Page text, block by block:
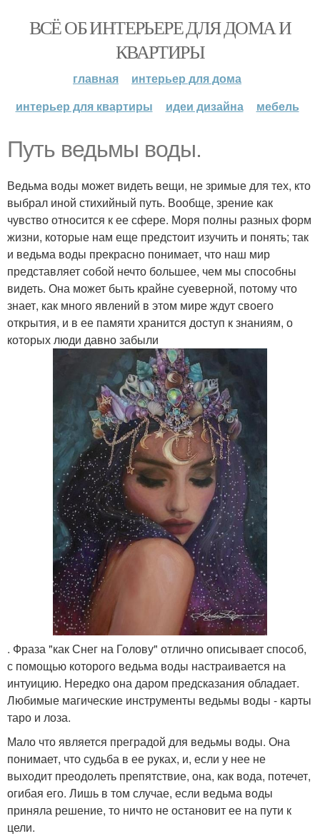
ВСЁ ОБ ИНТЕРЬЕРЕ ДЛЯ ДОМА И
КВАРТИРЫ
главная
интерьер для дома
интерьер для квартиры
идеи дизайна мебель
Путь ведьмы воды.
Ведьма воды может видеть вещи, не зримые для тех, кто
выбрал иной стихийный путь. Вообще, зрение как
чувство относится к ее сфере. Моря полны разных форм
жизни, которые нам еще предстоит изучить и понять; так
и ведьма воды прекрасно понимает, что наш мир
представляет собой нечто большее, чем мы способны
видеть. Она может быть крайне суеверной, потому что
знает, как много явлений в этом мире ждут своего
открытия, и в ее памяти хранится доступ к знаниям, о
которых люди давно забыли
. Фраза "как Снег на Голову" отлично описывает способ,
с помощью которого ведьма воды настраивается на
интуицию. Нередко она даром предсказания обладает.
Любимые магические инструменты ведьмы воды - карты
таро и лоза.
Мало что является преградой для ведьмы воды. Она
понимает, что судьба в ее руках, и, если у нее не
выходит преодолеть препятствие, она, как вода, потечет,
огибая его. Лишь в том случае, если ведьма воды
приняла решение, то ничто не остановит ее на пути к
цели.